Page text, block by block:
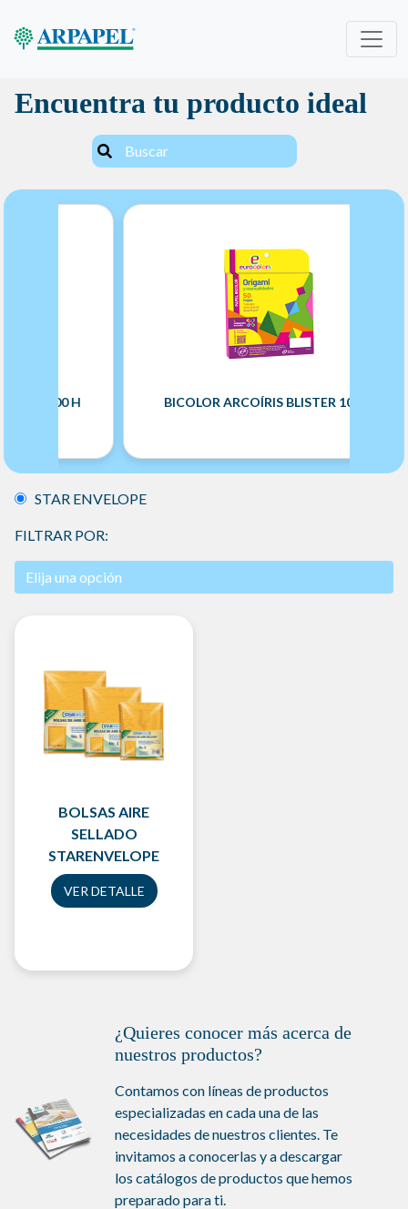
Encuentra tu producto ideal
BICOLOR ARCOÍRIS BLISTER 100 H
STAR ENVELOPE
FILTRAR POR:
BOLSAS AIRE
SELLADO
STARENVELOPE
VER DETALLE
¿Quieres conocer más acerca de
nuestros productos?
Contamos con líneas de productos
especializadas en cada una de las
necesidades de nuestros clientes. Te
invitamos a conocerlas y a descargar
los catálogos de productos que hemos
preparado para ti.